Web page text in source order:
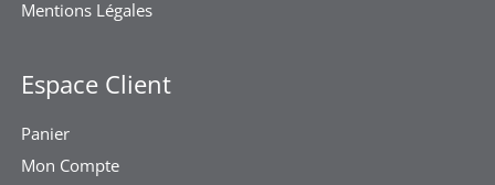
Mentions Légales
Espace Client
Panier
Mon Compte